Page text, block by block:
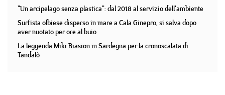
"Un arcipelago senza plastica": dal 2018 al servizio dell'ambiente
Surfista olbiese disperso in mare a Cala Ginepro, si salva dopo
aver nuotato per ore al buio
La leggenda Miki Biasion in Sardegna per la cronoscalata di
Tandalò